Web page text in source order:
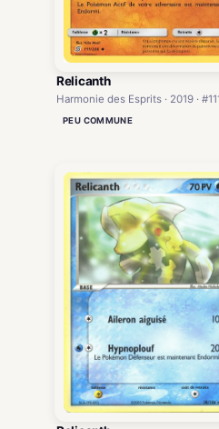
Relicanth
Harmonie des Esprits · 2019 ·
PEU COMMUNE